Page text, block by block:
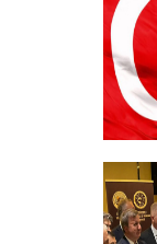
23